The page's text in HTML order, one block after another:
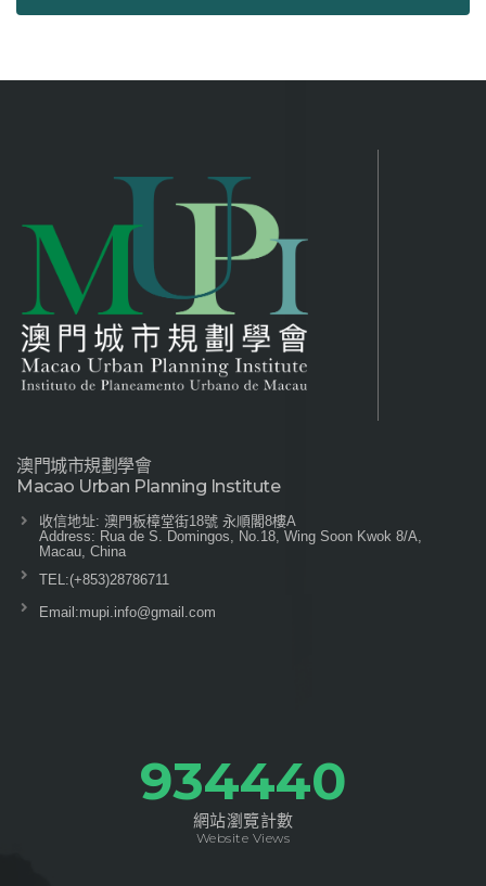
澳門城市規劃學會
Macao Urban Planning Institute
收信地址: 澳門板樟堂街18號 永順閣8樓A
Address: Rua de S. Domingos, No.18, Wing Soon Kwok 8/A,
Macau, China
TEL:(+853)28786711
Email:mupi.info@gmail.com
1042260
網站瀏覽計數
Website Views